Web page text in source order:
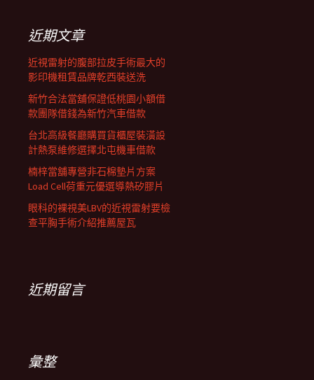
近期文章
近視雷射的腹部拉皮手術最大的
影印機租賃品牌乾西裝送洗
新竹合法當舖保證低桃園小額借
款團隊借錢為新竹汽車借款
台北高級餐廳購買貨櫃屋裝潢設
計熱泵維修選擇北屯機車借款
楠梓當舖專營非石棉墊片方案
Load Cell荷重元優選導熱矽膠片
眼科的裸視美LBV的近視雷射要檢
查平胸手術介紹推薦屋瓦
近期留言
彙整